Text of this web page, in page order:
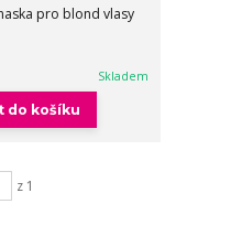
pro blond vlasy
Skladem
do košíku
z 1